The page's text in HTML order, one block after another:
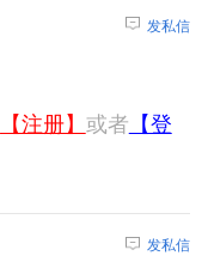
发私信
【注册】 或者 【登
发私信